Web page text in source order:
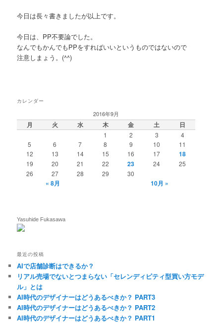
今日は長々書きましたが以上です。
今日は、PP不要論でした。
なんでもかんでもPPをすればいいというものではないので
注意しまょう。(^^)
カレンダー
2016年9月
月 火 水 木 金 土 日
1 2 3
4
5
6 7 8 9 10
11
12
13 14 15 16 17 18
19 20 21 22 23 24
25
26
27 28 29 30
« 8月 10月 »
Yasuhide Fukasawa
最近の投稿
AIで店舗診断はできるか？
リアル売場でないとつまらない「セレンディピティ型買い方モデ
ル」とは
AI時代のデザイナーはどうあるべきか？ PART3
AI時代のデザイナーはどうあるべきか？ PART2
AI時代のデザイナーはどうあるべきか？ PART1